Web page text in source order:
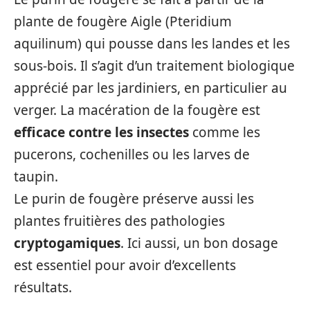
plante de fougère Aigle (Pteridium
aquilinum) qui pousse dans les landes et les
sous-bois. Il s’agit d’un traitement biologique
apprécié par les jardiniers, en particulier au
verger. La macération de la fougère est
efficace contre les insectes comme les
pucerons, cochenilles ou les larves de
taupin.
Le purin de fougère préserve aussi les
plantes fruitières des pathologies
cryptogamiques. Ici aussi, un bon dosage
est essentiel pour avoir d’excellents
résultats.